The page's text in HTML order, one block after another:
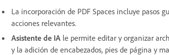
La incorporación de PDF Spaces incluye pasos
acciones relevantes.
Asistente de IA le permite editar y organizar
y la adición de encabezados, pies de página y